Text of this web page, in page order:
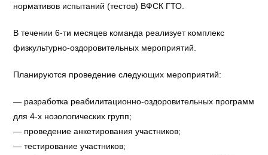
нормативов испытаний (тестов) ВФСК ГТО.
В течении 6-ти месяцев команда реализует комплекс
физкультурно-оздоровительных мероприятий.
Планируются проведение следующих мероприятий:
— разработка реабилитационно-оздоровительных программ
для 4-х нозологических групп;
— проведение анкетирования участников;
— тестирование участников;